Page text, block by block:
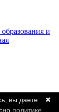
и
✖
вы даете
политике